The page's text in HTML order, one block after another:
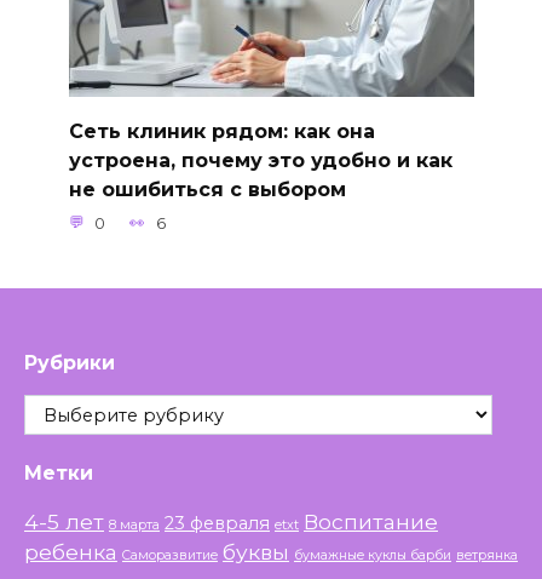
Сеть клиник рядом: как она
устроена, почему это удобно и как
не ошибиться с выбором
0 6
Рубрики
Рубрики
Метки
4-5 лет 8 марта 23 февраля etxt Воспитание
ребенка Саморазвитие буквы бумажные куклы барби ветрянка